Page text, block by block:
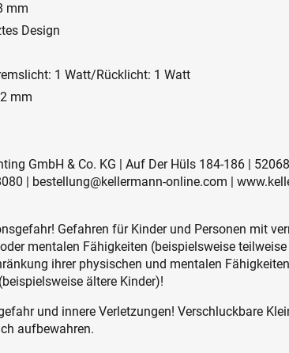
mm
Design
1 Watt/Rücklicht: 1 Watt
mm
GmbH & Co. KG | Auf Der Hüls 184-186 | 52068
| bestellung@kellermann-online.com |
Gefahren für Kinder und Personen mit
mentalen Fähigkeiten (beispielsweise teilweise
ihrer physischen und mentalen
ältere Kinder)!
und innere Verletzungen! Verschluckbare
aufbewahren.